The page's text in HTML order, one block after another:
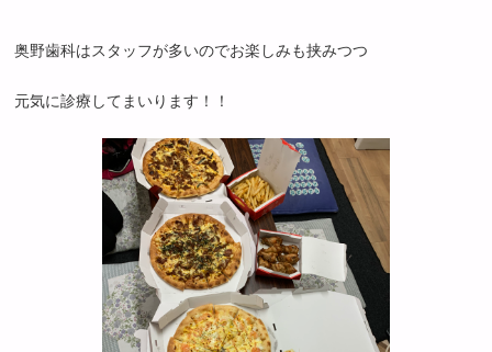
奥野歯科はスタッフが多いのでお楽しみも挟みつつ
元気に診療してまいります！！